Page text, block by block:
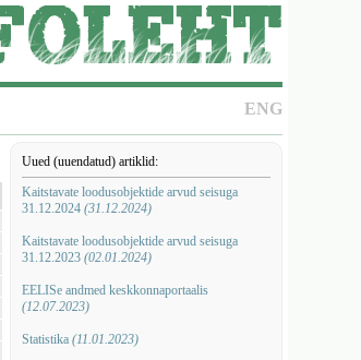
ENG
Uued (uuendatud) artiklid:
Kaitstavate loodusobjektide arvud seisuga
31.12.2024 (31.12.2024)
Kaitstavate loodusobjektide arvud seisuga
31.12.2023 (02.01.2024)
EELISe andmed keskkonnaportaalis
(12.07.2023)
Statistika (11.01.2023)